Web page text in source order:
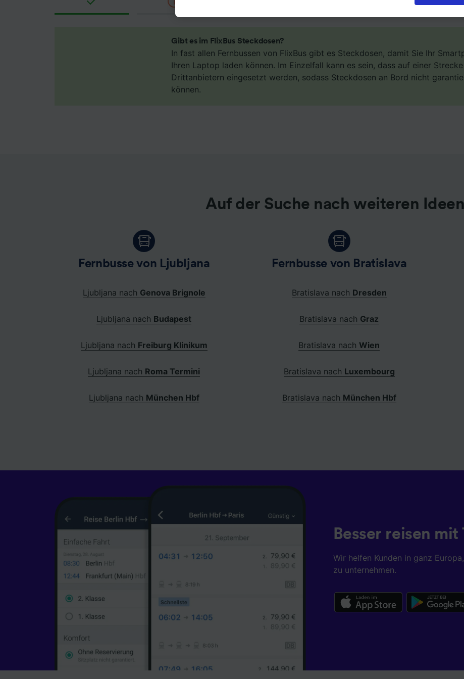
Gibt es im FlixBus Steckdosen?
In fast allen Fernbussen von FlixBus gibt es Steckdosen, damit Sie Ihr
Ihren Laptop laden können. Im Einzelfall kann es sein, dass auf einer
Drittanbietern eingesetzt werden, sodass Steckdosen an Bord nicht
können.
Auf der Suche nach weiteren
Fernbusse von Ljubljana
Ljubljana nach Genova Brignole
Ljubljana nach Budapest
Ljubljana nach Freiburg Klinikum
Ljubljana nach Roma Termini
Ljubljana nach München Hbf
Fernbusse von Bratislava
Bratislava nach Dresden
Bratislava nach Graz
Bratislava nach Wien
Bratislava nach Luxembourg
Bratislava nach München Hbf
Besser reisen
Wir helfen Kunden in ganz
zu unternehmen.
akzeptieren oder verwalten, einschließlich Ihres Widerspruchsrechts
berechtigtem Interesse. Klicken Sie dazu bitte unten oder besuchen
unseren Partnern signalisiert und haben keinen Einfluss auf Surfdaten.
Daten werden nicht für Tracking-Zwecke verwendet, wenn Sie uns
haben, Ihr Surfverhalten nicht zu verfolgen.
Wir und unsere Partner verarbeiten Daten, um Folgendes
Verwendung genauer Standortdaten. Endgeräteeigenschaften zur